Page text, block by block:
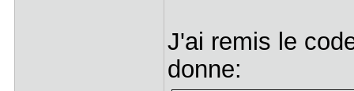
J'ai remis le
donne: